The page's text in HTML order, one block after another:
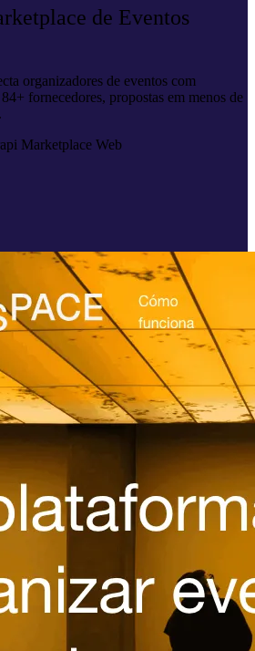
de Eventos
organizadores de eventos com
fornecedores, propostas em menos de
Marketplace Web